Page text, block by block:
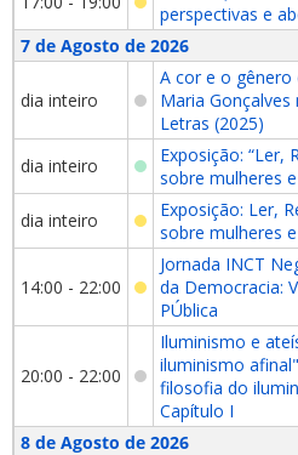
perspectivas e
7 de Agosto de 2026
dia inteiro
A cor e o gênero
Maria Gonçalves
Letras (2025)
dia inteiro
Exposição: “Ler,
sobre mulheres
dia inteiro
Exposição: Ler,
sobre mulheres
14:00 - 22:00
Jornada INCT
da Democracia:
PÚblica
20:00 - 22:00
Iluminismo e
iluminismo
filosofia do
Capítulo I
8 de Agosto de 2026